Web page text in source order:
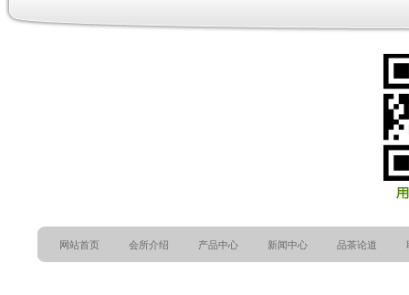
网站首页 会所介绍 产品中心 新闻中心 品茶论道